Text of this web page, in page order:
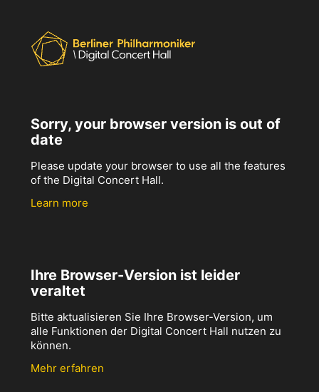
Sorry, your browser version is out of
date
Please update your browser to use all the features
of the Digital Concert Hall.
Learn more
Ihre Browser-Version ist leider
veraltet
Bitte aktualisieren Sie Ihre Browser-Version, um
alle Funktionen der Digital Concert Hall nutzen zu
können.
Mehr erfahren